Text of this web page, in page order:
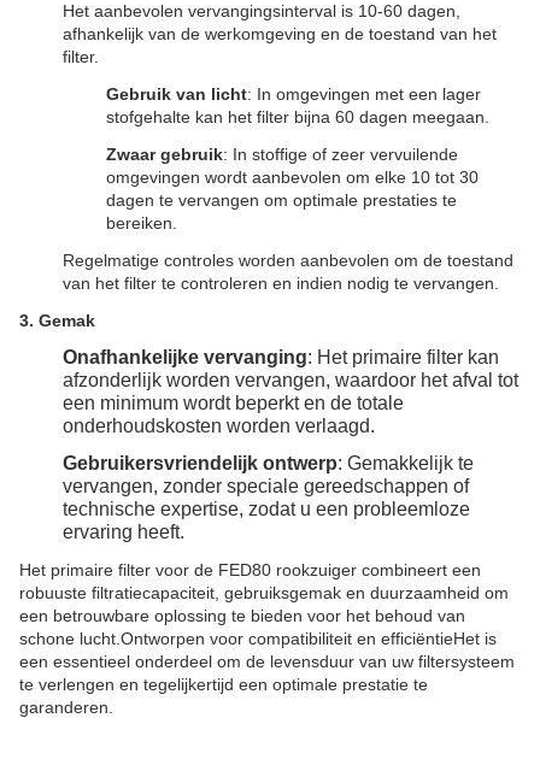
Het aanbevolen vervangingsinterval is 10-60 dagen,
afhankelijk van de werkomgeving en de toestand van het
filter.
Gebruik van licht: In omgevingen met een lager
stofgehalte kan het filter bijna 60 dagen meegaan.
Zwaar gebruik: In stoffige of zeer vervuilende
omgevingen wordt aanbevolen om elke 10 tot 30
dagen te vervangen om optimale prestaties te
bereiken.
Regelmatige controles worden aanbevolen om de toestand
van het filter te controleren en indien nodig te vervangen.
3. Gemak
Onafhankelijke vervanging: Het primaire filter kan
afzonderlijk worden vervangen, waardoor het afval tot
een minimum wordt beperkt en de totale
onderhoudskosten worden verlaagd.
Gebruikersvriendelijk ontwerp: Gemakkelijk te
vervangen, zonder speciale gereedschappen of
technische expertise, zodat u een probleemloze
ervaring heeft.
Het primaire filter voor de FED80 rookzuiger combineert een
robuuste filtratiecapaciteit, gebruiksgemak en duurzaamheid om
een betrouwbare oplossing te bieden voor het behoud van
schone lucht.Ontworpen voor compatibiliteit en efficiëntieHet is
een essentieel onderdeel om de levensduur van uw filtersysteem
te verlengen en tegelijkertijd een optimale prestatie te
garanderen.